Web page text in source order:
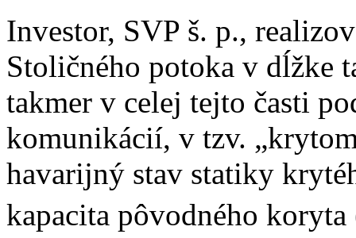
Investor, SVP š. p.,
Stoličného potoka v dĺžke
takmer v celej tejto časti
komunikácií, v tzv.
havarijný stav statiky
kapacita pôvodného koryta